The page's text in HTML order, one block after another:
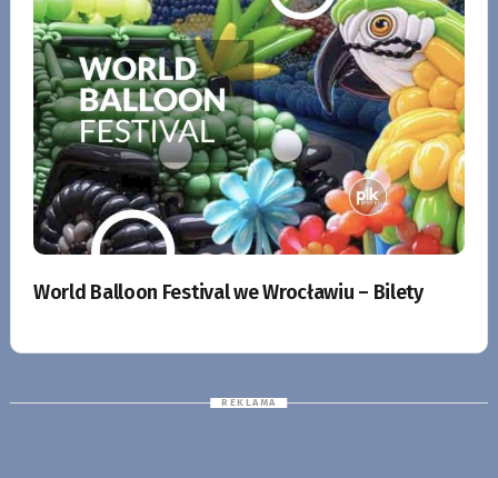
World Balloon Festival we Wrocławiu – Bilety